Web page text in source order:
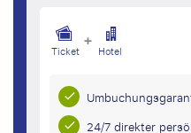
Ticket + Hotel
24/7 direkter